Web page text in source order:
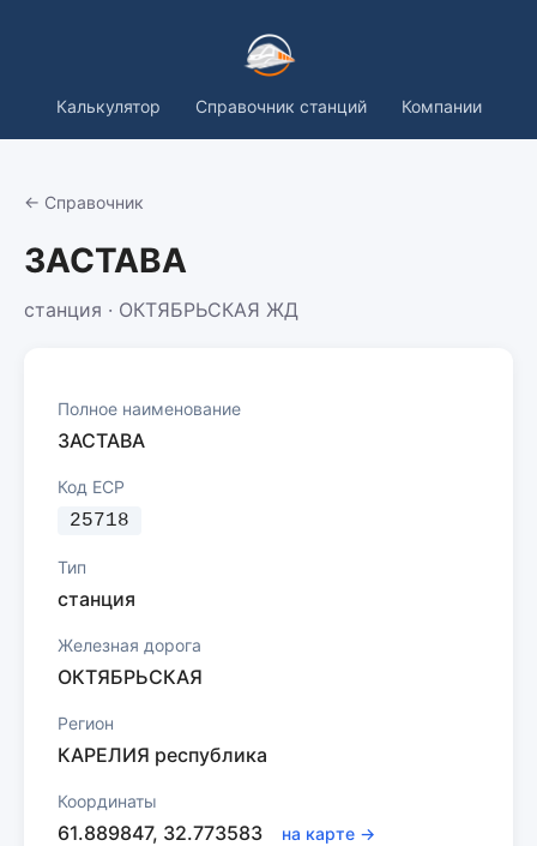
Калькулятор Справочник станций Компании
← Справочник
ЗАСТАВА
станция · ОКТЯБРЬСКАЯ ЖД
Полное наименование
ЗАСТАВА
Код ЕСР
25718
Тип
станция
Железная дорога
ОКТЯБРЬСКАЯ
Регион
КАРЕЛИЯ республика
Координаты
61.889847, 32.773583 на карте →